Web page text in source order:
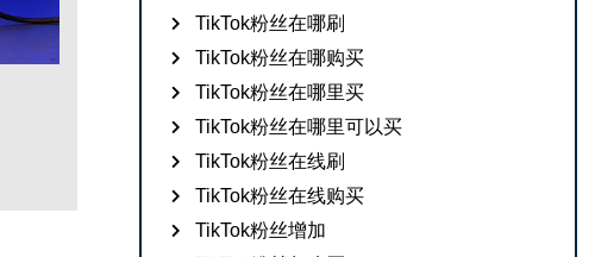
TikTok粉丝在哪刷
TikTok粉丝在哪购买
TikTok粉丝在哪里买
TikTok粉丝在哪里可以买
TikTok粉丝在线刷
TikTok粉丝在线购买
TikTok粉丝增加